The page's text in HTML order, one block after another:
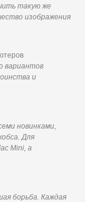
такую же
изображения
вариантов
и
новинками,
Для
Mini, а
борьба. Каждая